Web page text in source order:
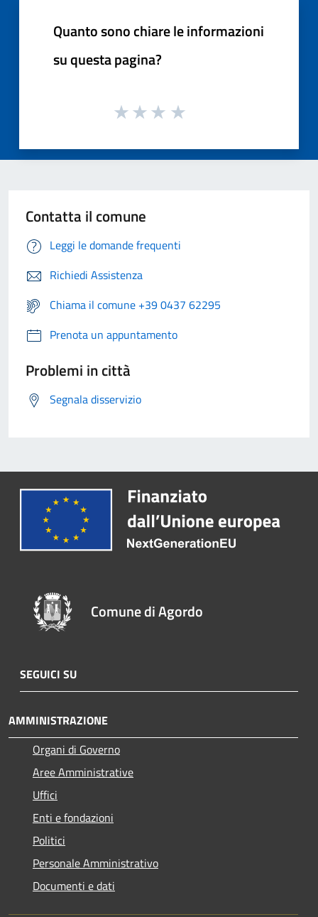
Quanto sono chiare le informazioni
su questa pagina?
Contatta il comune
Leggi le domande frequenti
Richiedi Assistenza
Chiama il comune +39 0437 62295
Prenota un appuntamento
Problemi in città
Segnala disservizio
Comune di Agordo
SEGUICI SU
AMMINISTRAZIONE
Organi di Governo
Aree Amministrative
Uffici
Enti e fondazioni
Politici
Personale Amministrativo
Documenti e dati